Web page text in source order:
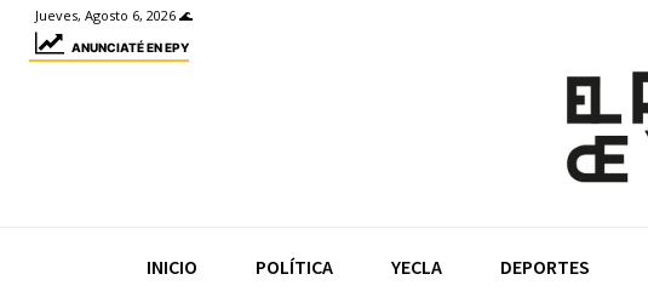
Jueves, Agosto 6, 2026 🌊
ANUNCIATÉ EN EPY
INICIO POLÍTICA YECLA DEPORTES